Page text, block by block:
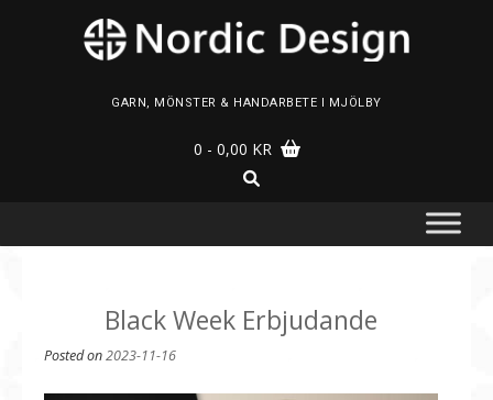
GARN, MÖNSTER & HANDARBETE I MJÖLBY
0 - 0,00 KR
Black Week Erbjudande
Posted on2023-11-16